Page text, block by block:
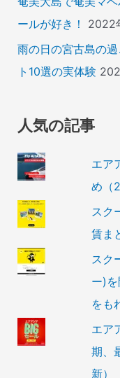
ールが好き！
2022
雨の日の宮古島の
ト10選の実体験
人気の記事
エア
め（
スク
賃ま
スク
ー)
をも
エア
期、
新）